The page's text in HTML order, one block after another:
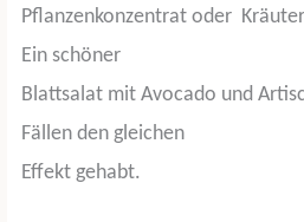
Pflanzenkonzentrat oder
Ein schöner
Blattsalat mit Avocado und
Fällen den gleichen
Effekt gehabt.